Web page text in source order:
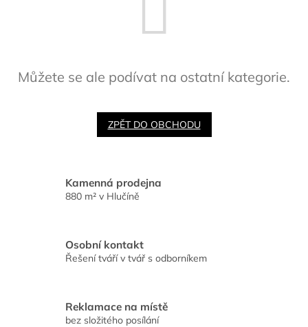
Můžete se ale podívat na ostatní kategorie.
ZPĚT DO OBCHODU
Kamenná prodejna
880 m² v Hlučíně
Osobní kontakt
Řešení tváří v tvář s odborníkem
Reklamace na místě
bez složitého posílání